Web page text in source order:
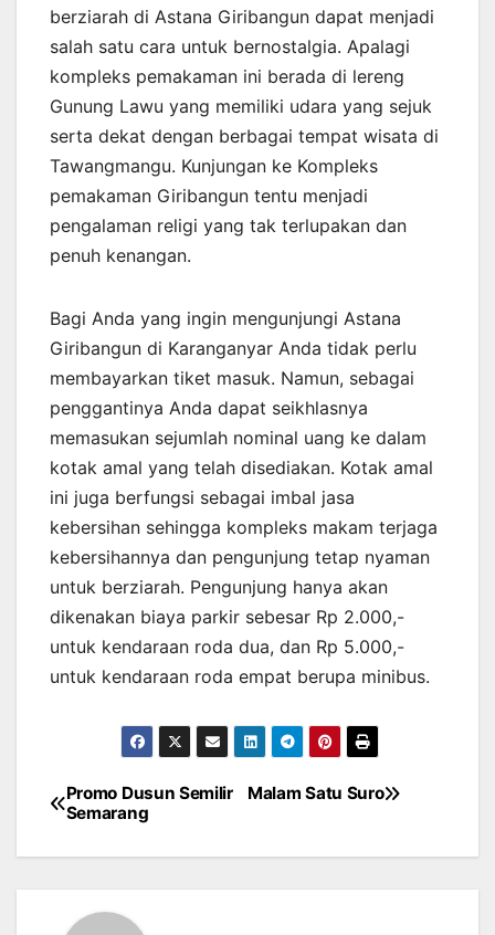
berziarah di Astana Giribangun dapat menjadi
salah satu cara untuk bernostalgia. Apalagi
kompleks pemakaman ini berada di lereng
Gunung Lawu yang memiliki udara yang sejuk
serta dekat dengan berbagai tempat wisata di
Tawangmangu. Kunjungan ke Kompleks
pemakaman Giribangun tentu menjadi
pengalaman religi yang tak terlupakan dan
penuh kenangan.
Bagi Anda yang ingin mengunjungi Astana
Giribangun di Karanganyar Anda tidak perlu
membayarkan tiket masuk. Namun, sebagai
penggantinya Anda dapat seikhlasnya
memasukan sejumlah nominal uang ke dalam
kotak amal yang telah disediakan. Kotak amal
ini juga berfungsi sebagai imbal jasa
kebersihan sehingga kompleks makam terjaga
kebersihannya dan pengunjung tetap nyaman
untuk berziarah. Pengunjung hanya akan
dikenakan biaya parkir sebesar Rp 2.000,-
untuk kendaraan roda dua, dan Rp 5.000,-
untuk kendaraan roda empat berupa minibus.
Post
navigation
Malam Satu Suro
Promo Dusun Semilir
Semarang